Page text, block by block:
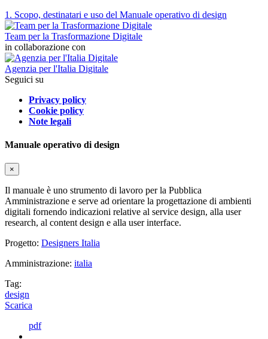
1. Scopo, destinatari e uso del Manuale operativo di design
Team per la Trasformazione Digitale
in collaborazione con
Agenzia per l'Italia Digitale
Seguici su
Privacy policy
Cookie policy
Note legali
Manuale operativo di design
×
Il manuale è uno strumento di lavoro per la Pubblica
Amministrazione e serve ad orientare la progettazione di ambienti
digitali fornendo indicazioni relative al service design, alla user
research, al content design e alla user interface.
Progetto: Designers Italia
Amministrazione: italia
Tag:
design
Scarica
pdf